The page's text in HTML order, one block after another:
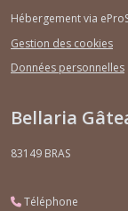
Hébergement via
Gestion des cookies
Données personnelles
Bellaria
83149 BRAS
Téléphone